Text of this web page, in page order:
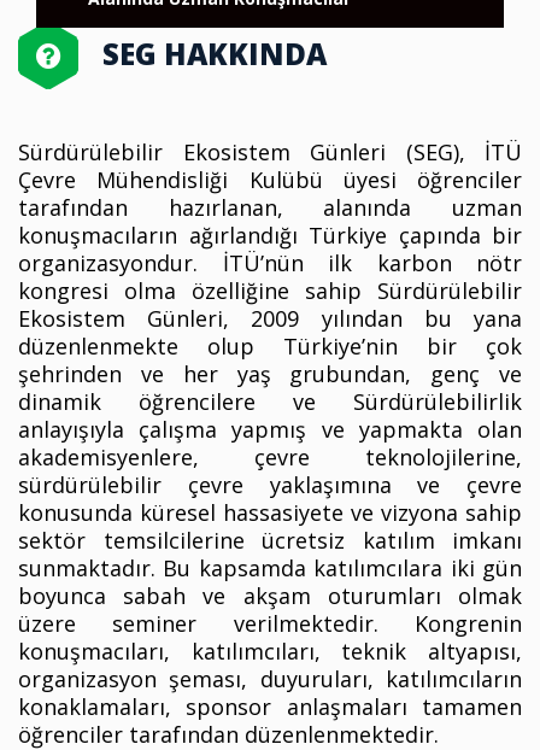
SEG HAKKINDA
Sürdürülebilir Ekosistem Günleri (SEG), İTÜ
Çevre Mühendisliği Kulübü üyesi öğrenciler
tarafından hazırlanan, alanında uzman
konuşmacıların ağırlandığı Türkiye çapında bir
organizasyondur. İTÜ’nün ilk karbon nötr
kongresi olma özelliğine sahip Sürdürülebilir
Ekosistem Günleri, 2009 yılından bu yana
düzenlenmekte olup Türkiye’nin bir çok
şehrinden ve her yaş grubundan, genç ve
dinamik öğrencilere ve Sürdürülebilirlik
anlayışıyla çalışma yapmış ve yapmakta olan
akademisyenlere, çevre teknolojilerine,
sürdürülebilir çevre yaklaşımına ve çevre
konusunda küresel hassasiyete ve vizyona sahip
sektör temsilcilerine ücretsiz katılım imkanı
sunmaktadır. Bu kapsamda katılımcılara iki gün
boyunca sabah ve akşam oturumları olmak
üzere seminer verilmektedir. Kongrenin
konuşmacıları, katılımcıları, teknik altyapısı,
organizasyon şeması, duyuruları, katılımcıların
konaklamaları, sponsor anlaşmaları tamamen
öğrenciler tarafından düzenlenmektedir.